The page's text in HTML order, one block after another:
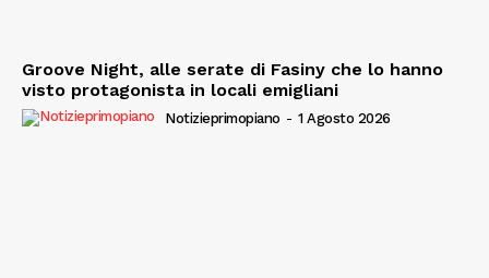
Groove Night, alle serate di Fasiny che lo hanno
visto protagonista in locali emigliani
Notizieprimopiano - 1 Agosto 2026